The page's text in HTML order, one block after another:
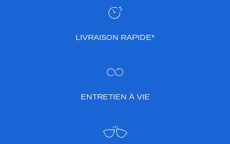
LIVRAISON RAPIDE*
ENTRETIEN À VIE